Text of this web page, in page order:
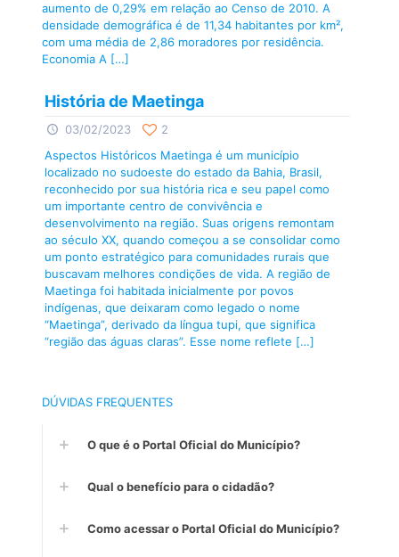
aumento de 0,29% em relação ao Censo de 2010. A
densidade demográfica é de 11,34 habitantes por km²,
com uma média de 2,86 moradores por residência.
Economia A […]
História de Maetinga
03/02/2023
2
Aspectos Históricos Maetinga é um município
localizado no sudoeste do estado da Bahia, Brasil,
reconhecido por sua história rica e seu papel como
um importante centro de convivência e
desenvolvimento na região. Suas origens remontam
ao século XX, quando começou a se consolidar como
um ponto estratégico para comunidades rurais que
buscavam melhores condições de vida. A região de
Maetinga foi habitada inicialmente por povos
indígenas, que deixaram como legado o nome
“Maetinga”, derivado da língua tupi, que significa
“região das águas claras”. Esse nome reflete […]
DÚVIDAS FREQUENTES
O que é o Portal Oficial do Município?
Qual o benefício para o cidadão?
Como acessar o Portal Oficial do Município?